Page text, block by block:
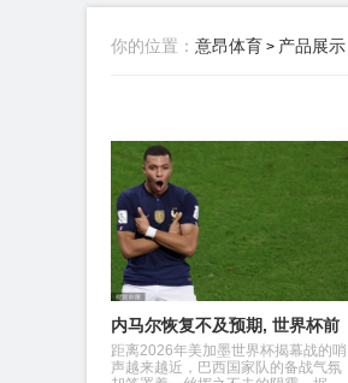
你的位置： 意昂体育 > 产品展示
内马尔恢复不及预期, 世界杯前
景蒙阴影
距离2026年美加墨世界杯揭幕战的哨
声越来越近，巴西国家队的备战气氛